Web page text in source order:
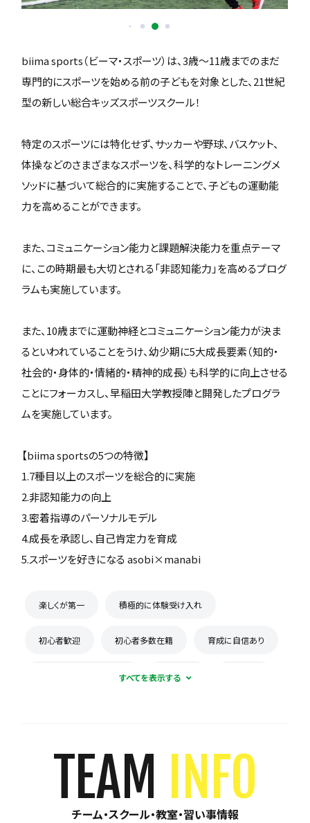
biima sports（ビーマ・スポーツ）は、3歳〜11歳までのまだ
専門的にスポーツを始める前の子どもを対象とした、21世紀
型の新しい総合キッズスポーツスクール！
特定のスポーツには特化せず、サッカーや野球、バスケット、
体操などのさまざまなスポーツを、科学的なトレーニングメ
ソッドに基づいて総合的に実施することで、子どもの運動能
力を高めることができます。
また、コミュニケーション能力と課題解決能力を重点テーマ
に、この時期最も大切とされる「非認知能力」を高めるプログ
ラムも実施しています。
また、10歳までに運動神経とコミュニケーション能力が決ま
るといわれていることをうけ、幼少期に5大成長要素（知的・
社会的・身体的・情緒的・精神的成長）も科学的に向上させる
ことにフォーカスし、早稲田大学教授陣と開発したプログラ
ムを実施しています。
【biima sportsの5つの特徴】
1.7種目以上のスポーツを総合的に実施
2.非認知能力の向上
3.密着指導のパーソナルモデル
4.成長を承認し、自己肯定力を育成
5.スポーツを好きになる asobi×manabi
楽しくが第一 積極的に体験受け入れ
初心者歓迎 初心者多数在籍 育成に自信あり
コーチとの距離感が近い 少数精鋭
初回購入品あり 保護者の当番なし
TEAM INFO
チーム・スクール・教室・習い事情報